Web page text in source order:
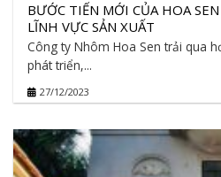
BƯỚC TIẾN MỚI CỦA HOA
LĨNH VỰC SẢN XUẤT
Công ty Nhôm Hoa Sen trải qua
phát triển,...
27/12/2023